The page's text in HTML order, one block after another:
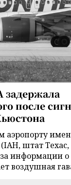
после
аэропорту
штат
информации о
воздушная